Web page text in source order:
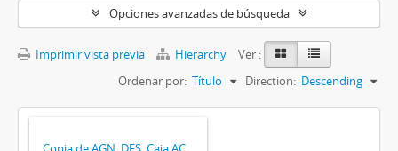
Opciones avanzadas de búsqueda
Imprimir vista previa Hierarchy
Ver :
Ordenar por: Título Direction: Descending